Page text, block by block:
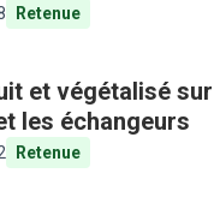
Retenue
et végétalisé
les échangeurs
Retenue